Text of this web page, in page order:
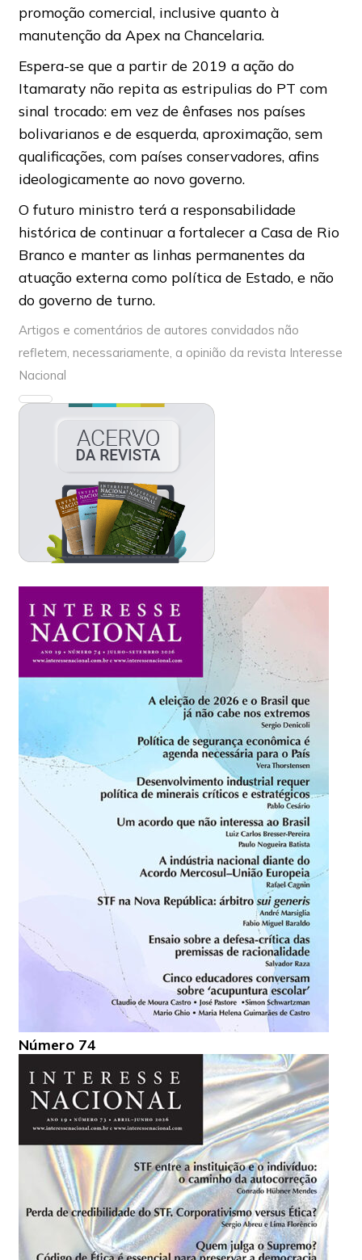
promoção comercial, inclusive quanto à
manutenção da Apex na Chancelaria.
Espera-se que a partir de 2019 a ação do
Itamaraty não repita as estripulias do PT com
sinal trocado: em vez de ênfases nos países
bolivarianos e de esquerda, aproximação, sem
qualificações, com países conservadores, afins
ideologicamente ao novo governo.
O futuro ministro terá a responsabilidade
histórica de continuar a fortalecer a Casa de Rio
Branco e manter as linhas permanentes da
atuação externa como política de Estado, e não
do governo de turno.
Artigos e comentários de autores convidados não
refletem, necessariamente, a opinião da revista Interesse
Nacional
Número 74